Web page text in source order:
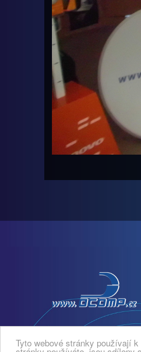
Tyto webové stránky používají